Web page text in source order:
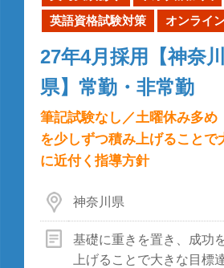
英語資格試験対策
オンライ
27年4月採用【神奈
県】常勤・非常勤
筆記試験なし／土曜休み多め
を少しずつ積み上げることで
に近付く指導方針
神奈川県
基礎に重きを置き、成功
上げることで大きな目標